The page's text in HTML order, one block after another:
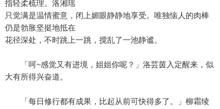
指轻柔梳理。洛湘瑶
只觉满是温情蜜意，闭上媚眼静静地享受。唯独恼人的肉棒
仍是勃胀坚挺地抵在
花径深处，不时跳上一跳，搅乱了一池静谧。
「呵~感觉又有进境，姐姐你呢？」洛芸茵入定醒来，似
大有所得兴奋道。
「每日修行都有成果，比起从前可快得多了。」柳霜绫